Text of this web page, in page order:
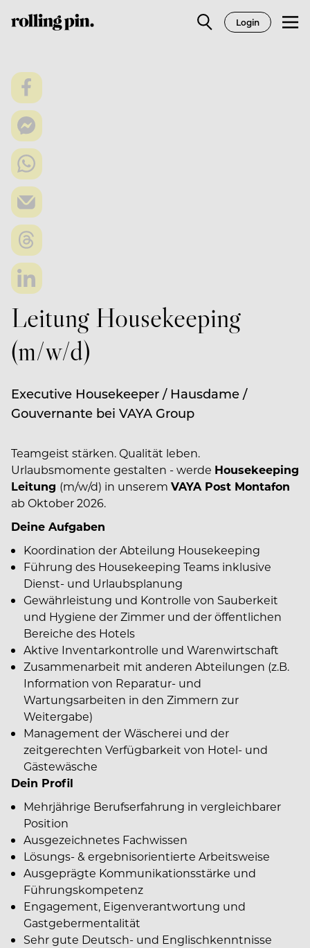
Login
Leitung Housekeeping
(m/w/d)
Executive Housekeeper / Hausdame /
Gouvernante bei VAYA Group
Teamgeist stärken. Qualität leben.
Urlaubsmomente gestalten - werde Housekeeping
Leitung (m/w/d) in unserem VAYA Post Montafon
ab Oktober 2026.
Deine Aufgaben
Koordination der Abteilung Housekeeping
Führung des Housekeeping Teams inklusive
Dienst- und Urlaubsplanung
Gewährleistung und Kontrolle von Sauberkeit
und Hygiene der Zimmer und der öffentlichen
Bereiche des Hotels
Aktive Inventarkontrolle und Warenwirtschaft
Zusammenarbeit mit anderen Abteilungen (z.B.
Information von Reparatur- und
Wartungsarbeiten in den Zimmern zur
Weitergabe)
Management der Wäscherei und der
zeitgerechten Verfügbarkeit von Hotel- und
Gästewäsche
Dein Profil
Mehrjährige Berufserfahrung in vergleichbarer
Position
Ausgezeichnetes Fachwissen
Lösungs- & ergebnisorientierte Arbeitsweise
Ausgeprägte Kommunikationsstärke und
Führungskompetenz
Engagement, Eigenverantwortung und
Gastgebermentalität
Sehr gute Deutsch- und Englischkenntnisse